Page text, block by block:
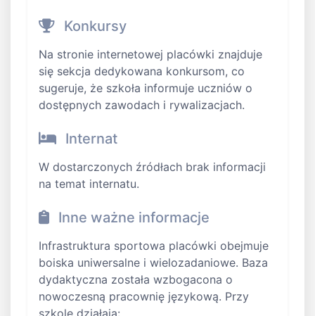
Konkursy
Na stronie internetowej placówki znajduje
się sekcja dedykowana konkursom, co
sugeruje, że szkoła informuje uczniów o
dostępnych zawodach i rywalizacjach.
Internat
W dostarczonych źródłach brak informacji
na temat internatu.
Inne ważne informacje
Infrastruktura sportowa placówki obejmuje
boiska uniwersalne i wielozadaniowe. Baza
dydaktyczna została wzbogacona o
nowoczesną pracownię językową. Przy
szkole działają: